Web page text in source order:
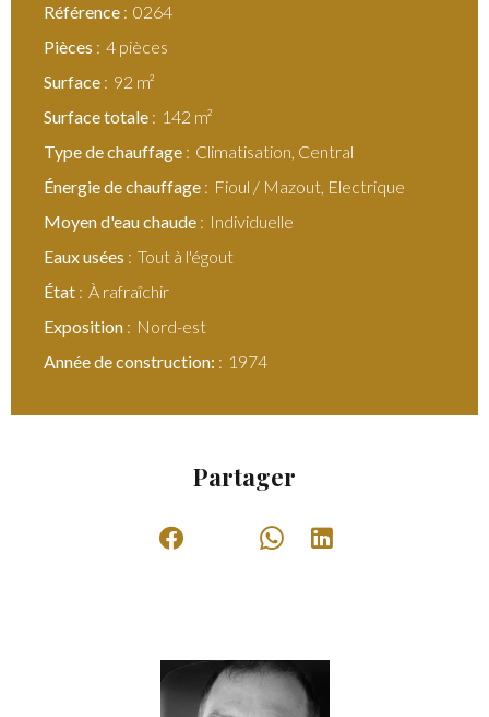
Référence
0264
Pièces
4 pièces
Surface
92 m²
Surface totale
142 m²
Type de chauffage
Climatisation, Central
Énergie de chauffage
Fioul / Mazout, Electrique
Moyen d'eau chaude
Individuelle
Eaux usées
Tout à l'égout
État
À rafraîchir
Exposition
Nord-est
Année de construction:
1974
Partager